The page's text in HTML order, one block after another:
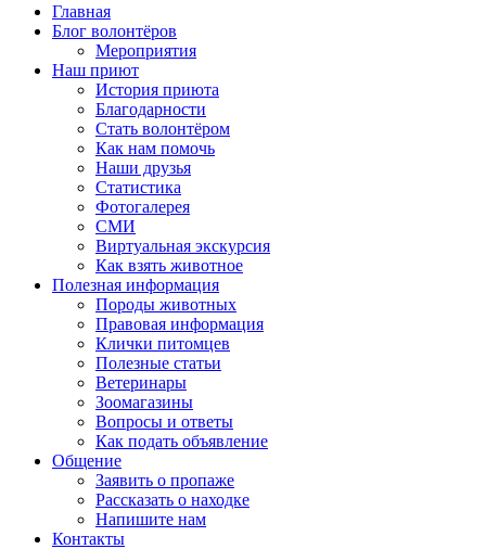
Главная
Блог волонтёров
Мероприятия
Наш приют
История приюта
Благодарности
Cтать волонтёром
Как нам помочь
Наши друзья
Статистика
Фотогалерея
СМИ
Виртуальная экскурсия
Как взять животное
Полезная информация
Породы животных
Правовая информация
Клички питомцев
Полезные статьи
Ветеринары
Зоомагазины
Вопросы и ответы
Как подать объявление
Общение
Заявить о пропаже
Рассказать о находке
Напишите нам
Контакты